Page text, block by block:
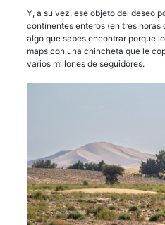
Y, a su vez, ese objeto del deseo
continentes enteros (en tres horas
algo que sabes encontrar porque
maps con una chincheta que le
varios millones de seguidores.